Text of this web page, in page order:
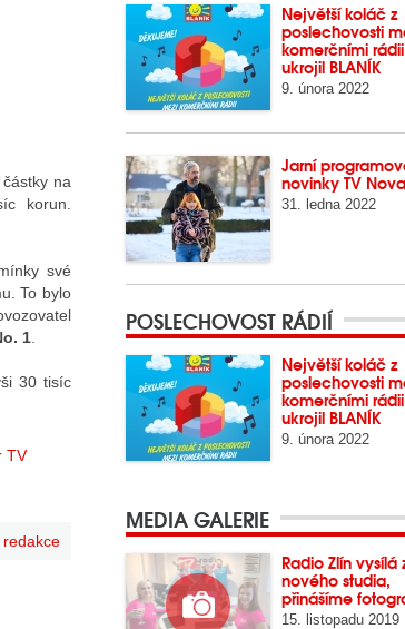
na
korun.
své
To bylo
1
30 tisíc
redakce
Největší koláč z
poslechovosti
komerčními rádii
ukrojil BLANÍK
9. února 2022
Jarní
novinky TV Nova
31. ledna 2022
POSLECHOVOST RÁDIÍ
Největší koláč z
poslechovosti
komerčními rádii
ukrojil BLANÍK
9. února 2022
MEDIA GALERIE
Radio Zlín vysílá
nového studia,
přinášíme
15. listopadu 2019